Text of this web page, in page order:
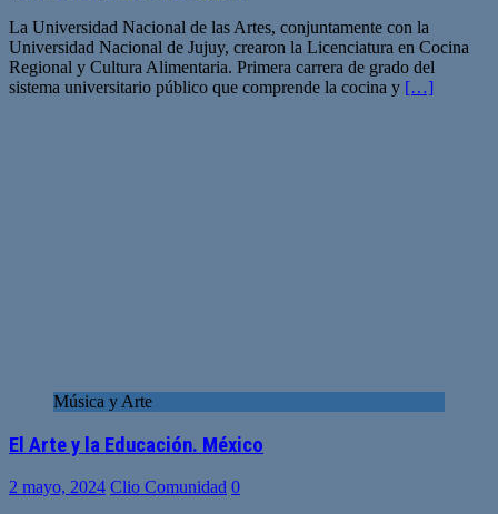
La Universidad Nacional de las Artes, conjuntamente con la
Universidad Nacional de Jujuy, crearon la Licenciatura en Cocina
Regional y Cultura Alimentaria. Primera carrera de grado del
sistema universitario público que comprende la cocina y […]
Música y Arte
El Arte y la Educación. México
2 mayo, 2024 Clio Comunidad 0